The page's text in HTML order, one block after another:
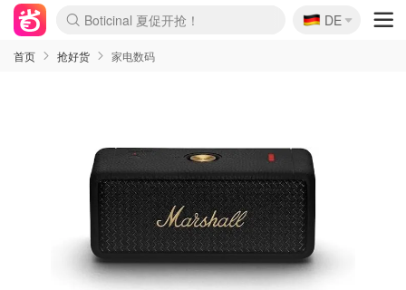
Boticinal 夏促开抢！
4折！lulu周四疯狂上新
还没结束！&OtherStories大促
Joybuy变相75折 随时失效
速领！Stanley独家85折
疑似霸哥！Camper额外叠85折
Zalando 奥莱闪促！每日更新
Moncler反季囤！5折起+叠9折
Coach Brooklyn仅€192
🇩🇪
DE
首页 抢好货 家电数码